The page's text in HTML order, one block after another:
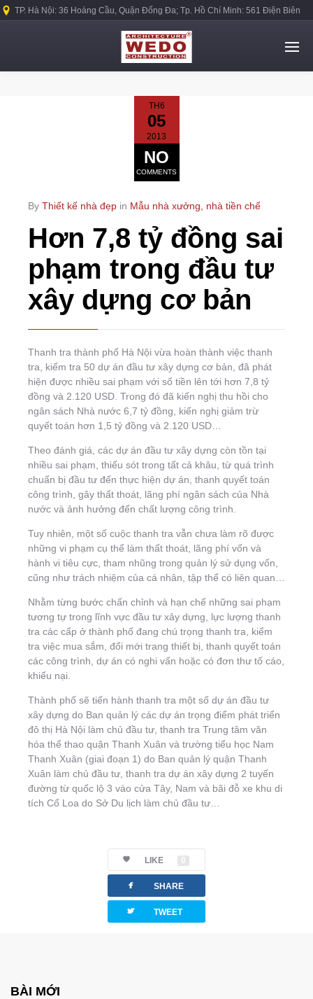
TP. Hà Nội: 36 Hoàng Cầu, Quận Đống Đa; Tp. Hồ Chí Minh: 561 Điện Biên
TH6
05
2013
NO
COMMENTS
By Thiết kế nhà đẹp in Mẫu nhà xưởng, nhà tiền chế
Hơn 7,8 tỷ đồng sai
phạm trong đầu tư
xây dựng cơ bản
Thanh tra thành phố Hà Nội vừa hoàn thành việc thanh
tra, kiểm tra 50 dự án đầu tư xây dựng cơ bản, đã phát
hiện được nhiều sai phạm với số tiền lên tới hơn 7,8 tỷ
đồng và 2.120 USD. Trong đó đã kiến nghị thu hồi cho
ngân sách Nhà nước 6,7 tỷ đồng, kiến nghị giảm trừ
quyết toán hơn 1,5 tỷ đồng và 2.120 USD…
Theo đánh giá, các dự án đầu tư xây dựng còn tồn tại
nhiều sai phạm, thiếu sót trong tất cả khâu, từ quá trình
chuẩn bị đầu tư đến thực hiện dự án, thanh quyết toán
công trình, gây thất thoát, lãng phí ngân sách của Nhà
nước và ảnh hưởng đến chất lượng công trình.
Tuy nhiên, một số cuộc thanh tra vẫn chưa làm rõ được
những vi phạm cụ thể làm thất thoát, lãng phí vốn và
hành vi tiêu cực, tham nhũng trong quản lý sử dụng vốn,
cũng như trách nhiệm của cá nhân, tập thể có liên quan…
Nhằm từng bước chấn chỉnh và hạn chế những sai phạm
tương tự trong lĩnh vực đầu tư xây dựng, lực lượng thanh
tra các cấp ở thành phố đang chú trọng thanh tra, kiểm
tra việc mua sắm, đổi mới trang thiết bị, thanh quyết toán
các công trình, dự án có nghi vấn hoặc có đơn thư tố cáo,
khiếu nại.
Thành phố sẽ tiến hành thanh tra một số dự án đầu tư
xây dựng do Ban quản lý các dự án trọng điểm phát triển
đô thị Hà Nội làm chủ đầu tư, thanh tra Trung tâm văn
hóa thể thao quận Thanh Xuân và trường tiểu học Nam
Thanh Xuân (giai đoạn 1) do Ban quản lý quận Thanh
Xuân làm chủ đầu tư, thanh tra dự án xây dựng 2 tuyến
đường từ quốc lộ 3 vào cửa Tây, Nam và bãi đỗ xe khu di
tích Cổ Loa do Sở Du lịch làm chủ đầu tư…
LIKE 0
facebook SHARE
twitterbird TWEET
BÀI MỚI